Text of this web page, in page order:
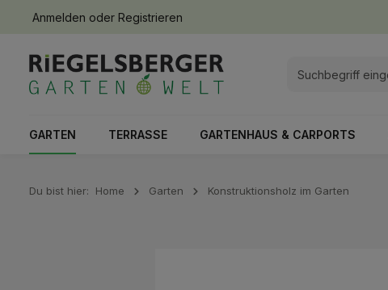
Zur Hauptnavigation springen
Anmelden oder Registrieren
GARTEN TERRASSE GARTENHAUS & CARPORTS
Du bist hier: Home Garten Konstruktionsholz im Garten